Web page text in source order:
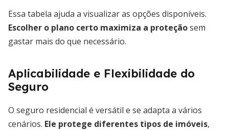
Essa tabela ajuda a visualizar as opções disponíveis.
Escolher o plano certo maximiza a proteçãosem
gastar mais do que necessário.
Aplicabilidade e Flexibilidade do
Seguro
O seguro residencial é versátil e se adapta a vários
cenários. Ele protege diferentes tipos de imóveis,